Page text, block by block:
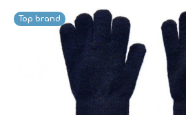
Top brand